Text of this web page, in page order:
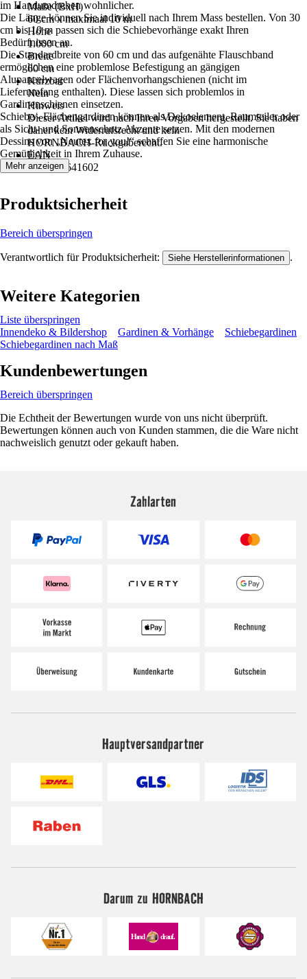
Maße (BxH)
60 cm x maximaal 10 m
Höhe
1.000 cm
Breite
60 cm
Kürzbar
Nein
Hinweis
Dieser Artikel wird nach Ihren Vorgaben hergestellt. Sie haben
daher kein Widerrufsrecht und kein
HORNBACH‑Rückgaberecht.
EAN
4006470641602
im Handumdrehen wohnlicher.
Die Länge können Sie individuell nach Ihrem Mass bestellen. Von 30
cm bis 10 m passen sich die Schiebevorhänge exakt Ihren
Bedürfnissen an.
Die Standardbreite von 60 cm und das aufgenähte Flauschband
ermöglichen eine problemlose Befestigung an gängigen
Alupaneelwagen oder Flächenvorhangschienen (nicht im
Lieferumfang enthalten). Diese lassen sich problemlos in
Gardinenschienen einsetzen.
Schiebe/- Flächengardinen können als Dekoelement, Raumteiler oder
als Sicht- und Sonnenschutz Akzente setzen. Mit den modernen
Dessins von „Neutex for you!“ schaffen Sie eine harmonische
Gemütlichkeit in Ihrem Zuhause.
Mehr anzeigen
Produktsicherheit
Bereich überspringen
Verantwortlich für Produktsicherheit: Siehe Herstellerinformationen .
Weitere Kategorien
Liste überspringen
Innendeko & Bildershop
Gardinen & Vorhänge
Schiebegardinen
Schiebegardinen nach Maß
Kundenbewertungen
Bereich überspringen
Die Echtheit der Bewertungen wurde von uns nicht überprüft.
Bewertungen können auch von Kunden stammen, die die Ware nicht
nachweislich genutzt oder gekauft haben.
Zahlarten
Hauptversandpartner
Darum zu HORNBACH